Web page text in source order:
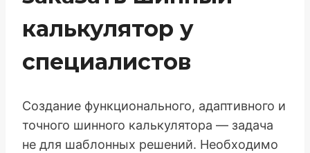
калькулятор у
специалистов
Создание функционального, адаптивного и
точного шинного калькулятора — задача
не для шаблонных решений. Необходимо